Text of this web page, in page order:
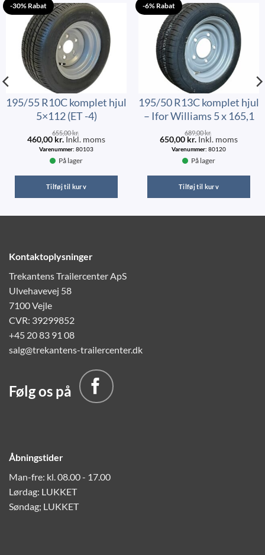
-30% Rabat
195/55 R10C komplet hjul
5×112 (ET -4)
655,00kr.
460,00 kr. Inkl. moms
Varenummer: 80103
På lager
Tilføj til kurv
-6% Rabat
195/50 R13C komplet hjul
– Ifor Williams 5 x 165,1
689,00kr.
650,00 kr. Inkl. moms
Varenummer: 80120
På lager
Tilføj til kurv
Kontaktoplysninger
Trekantens Trailercenter ApS
Ulvehavevej 58
7100 Vejle
CVR: 39299852
+45 20 83 91 08
salg@trekantens-trailercenter.dk
Følg os på
Åbningstider
Man-fre: kl. 08.00 - 17.00
Lørdag: LUKKET
Søndag; LUKKET